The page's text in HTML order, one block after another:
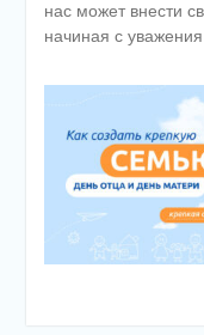
нас может внести
начиная с